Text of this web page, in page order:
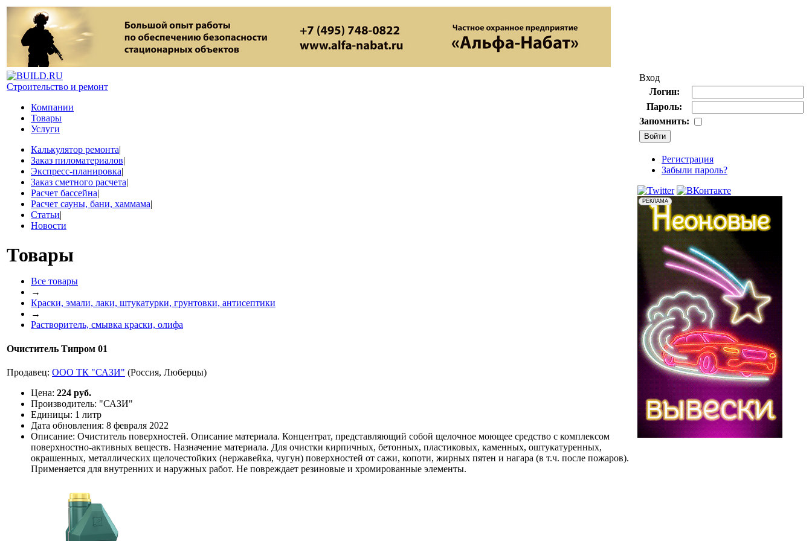
Строительство и ремонт
Компании
Товары
Услуги
Калькулятор ремонта|
Заказ пиломатериалов|
Экспресс-планировка|
Заказ сметного расчета|
Расчет бассейна|
Расчет сауны, бани, хаммама|
Статьи|
Новости
Товары
Все товары
→
Краски, эмали, лаки, штукатурки, грунтовки, антисептики
→
Растворитель, смывка краски, олифа
Очиститель Типром 01
Продавец: ООО ТК "САЗИ" (Россия, Люберцы)
Цена: 224 руб.
Производитель: "САЗИ"
Единицы: 1 литр
Дата обновления: 8 февраля 2022
Описание: Очиститель поверхностей. Описание материала. Концентрат, представляющий собой щелочное моющее средство с комплексом
поверхностно-активных веществ. Назначение материала. Для очистки кирпичных, бетонных, пластиковых, каменных, оштукатуренных,
окрашенных, металлических щелочестойких (нержавейка, чугун) поверхностей от сажи, копоти, жирных пятен и нагара (в т.ч. после пожаров).
Применяется для внутренних и наружных работ. Не повреждает резиновые и хромированные элементы.
Вход
Логин:
Пароль:
Запомнить:
Регистрация
Забыли пароль?